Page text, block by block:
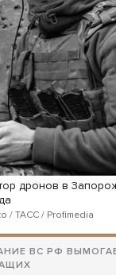
дронов в
/ ТАСС / Profimedia
ВС РФ